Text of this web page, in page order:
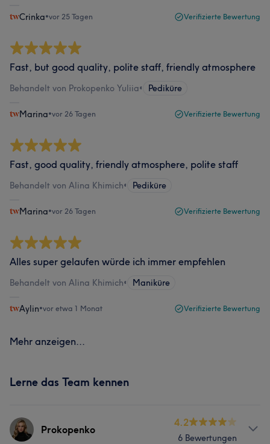
Crinka•vor 25 Tagen Verifizierte Bewertung
Fast, but good quality, polite staff, friendly atmosphere
Behandelt von Prokopenko Yuliia• Pediküre
Marina•vor 26 Tagen Verifizierte Bewertung
Fast, good quality, friendly atmosphere, polite staff
Behandelt von Alina Khimich• Pediküre
Marina•vor 26 Tagen Verifizierte Bewertung
Alles super gelaufen würde ich immer empfehlen
Behandelt von Alina Khimich• Maniküre
Aylin•vor etwa 1 Monat Verifizierte Bewertung
Mehr anzeigen...
Lerne das Team kennen
Prokopenko
4.2
6 Bewertungen